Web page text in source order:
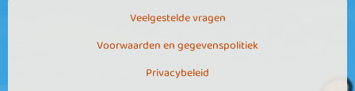
Veelgestelde vragen
Voorwaarden en gegevenspolitiek
Privacybeleid